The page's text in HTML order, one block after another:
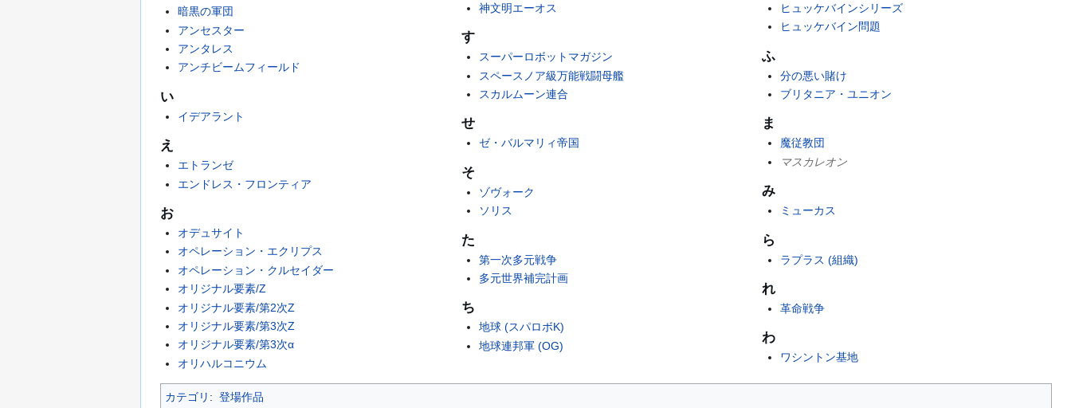
暗黒の軍団
アンセスター
アンタレス
アンチビームフィールド
い
イデアラント
え
エトランゼ
エンドレス・フロンティア
お
オデュサイト
オペレーション・エクリプス
オペレーション・クルセイダー
オリジナル要素/Z
オリジナル要素/第2次Z
オリジナル要素/第3次Z
オリジナル要素/第3次α
オリハルコニウム
神文明エーオス
す
スーパーロボットマガジン
スペースノア級万能戦闘母艦
スカルムーン連合
せ
ゼ・バルマリィ帝国
そ
ゾヴォーク
ソリス
た
第一次多元戦争
多元世界補完計画
ち
地球 (スパロボK)
地球連邦軍 (OG)
ヒュッケバインシリーズ
ヒュッケバイン問題
ふ
分の悪い賭け
ブリタニア・ユニオン
ま
魔従教団
マスカレオン
み
ミューカス
ら
ラプラス (組織)
れ
革命戦争
わ
ワシントン基地
カテゴリ : 登場作品